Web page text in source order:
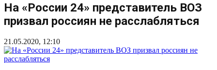
На «России 24» представитель ВОЗ
призвал россиян не расслабляться
21.05.2020, 12:10